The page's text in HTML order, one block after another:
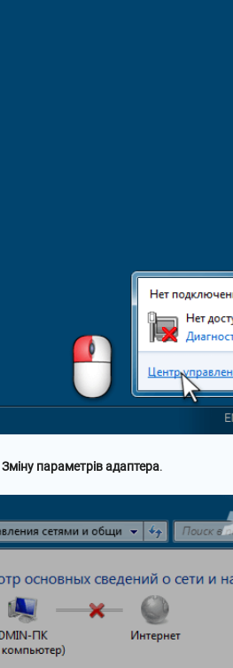
Зміну параметрів адаптера.